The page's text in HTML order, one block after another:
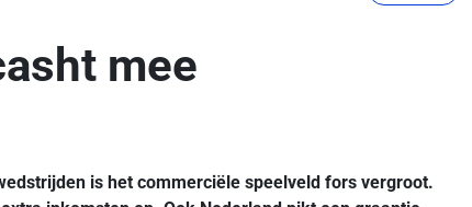
mee
is het commerciële speelveld fors vergroot.